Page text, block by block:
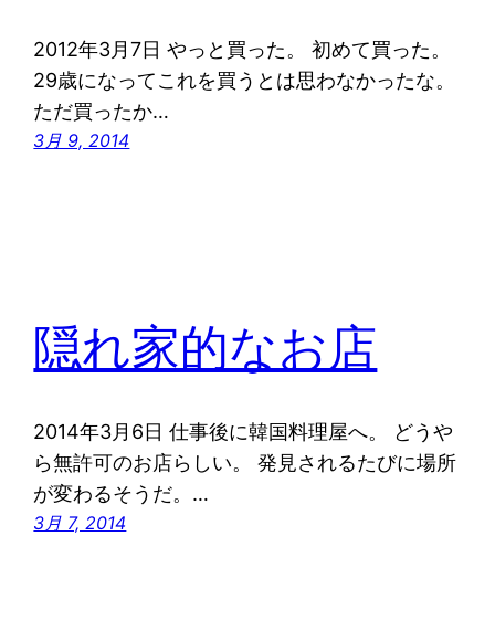
2012年3月7日 やっと買った。 初めて買った。
29歳になってこれを買うとは思わなかったな。
ただ買ったか…
3月 9, 2014
隠れ家的なお店
2014年3月6日 仕事後に韓国料理屋へ。 どうや
ら無許可のお店らしい。 発見されるたびに場所
が変わるそうだ。…
3月 7, 2014